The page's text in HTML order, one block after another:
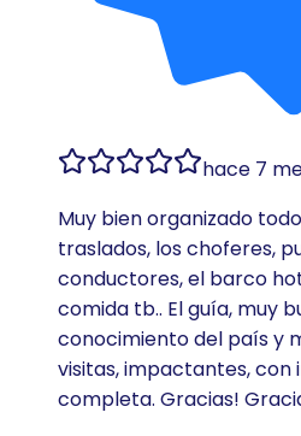
hace 7
Muy bien organizado
traslados, los choferes,
conductores, el barco
comida tb.. El guía, muy
conocimiento del país y
visitas, impactantes, con
completa. Gracias!